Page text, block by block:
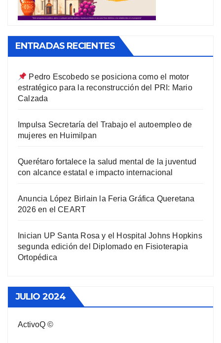
ENTRADAS RECIENTES
Pedro Escobedo se posiciona como el motor
estratégico para la reconstrucción del PRI: Mario
Calzada
Impulsa Secretaría del Trabajo el autoempleo de
mujeres en Huimilpan
Querétaro fortalece la salud mental de la juventud
con alcance estatal e impacto internacional
Anuncia López Birlain la Feria Gráfica Queretana
2026 en el CEART
Inician UP Santa Rosa y el Hospital Johns Hopkins
segunda edición del Diplomado en Fisioterapia
Ortopédica
JULIO 2024
ActivoQ ©